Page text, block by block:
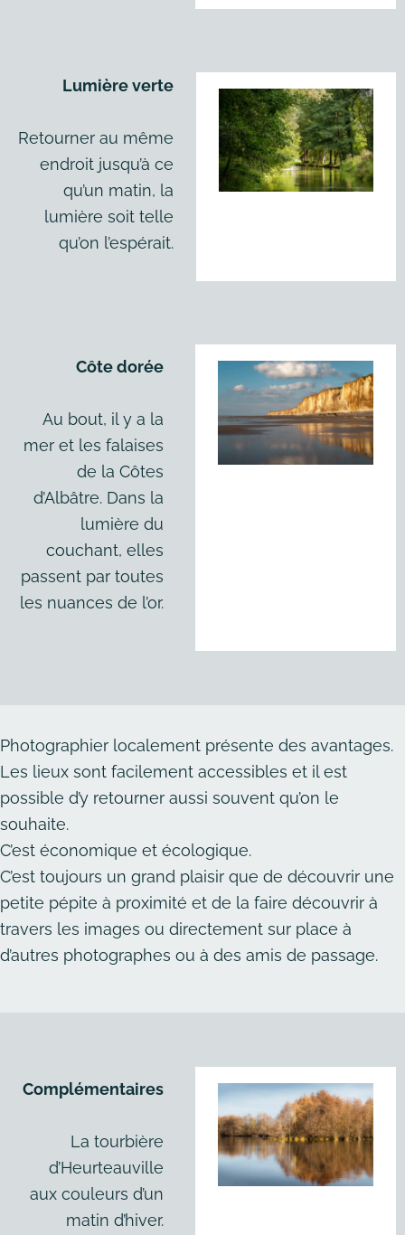
Lumière verte
Retourner au même
endroit jusqu’à ce
qu’un matin, la
lumière soit telle
qu’on l’espérait.
Côte dorée
Au bout, il y a la
mer et les falaises
de la Côtes
d’Albâtre. Dans la
lumière du
couchant, elles
passent par toutes
les nuances de l’or.
Photographier localement présente des avantages.
Les lieux sont facilement accessibles et il est
possible d’y retourner aussi souvent qu’on le
souhaite.
C’est économique et écologique.
C’est toujours un grand plaisir que de découvrir une
petite pépite à proximité et de la faire découvrir à
travers les images ou directement sur place à
d’autres photographes ou à des amis de passage.
Complémentaires
La tourbière
d’Heurteauville
aux couleurs d’un
matin d’hiver.